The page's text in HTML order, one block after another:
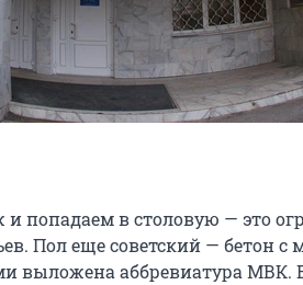
попадаем в столовую — это
Пол еще советский — бетон
выложена аббревиатура МВК.